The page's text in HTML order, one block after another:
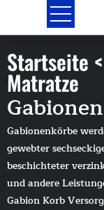
Startseite
Matratze
Gabionenkörbe
gewebter
beschichteter
und andere
Gabion Korb